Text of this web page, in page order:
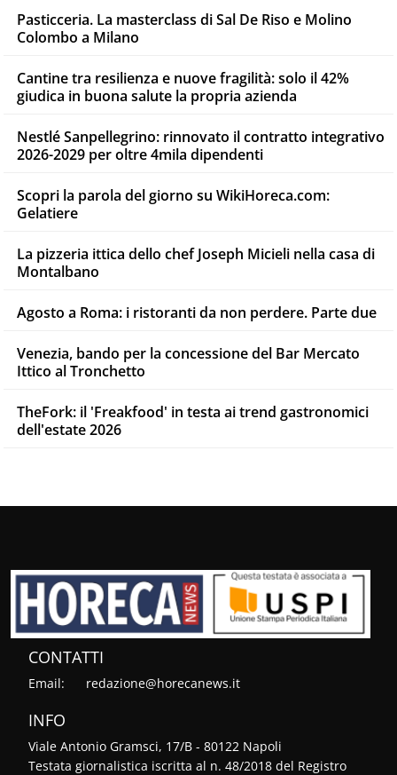
Pasticceria. La masterclass di Sal De Riso e Molino
Colombo a Milano
Cantine tra resilienza e nuove fragilità: solo il 42%
giudica in buona salute la propria azienda
Nestlé Sanpellegrino: rinnovato il contratto integrativo
2026-2029 per oltre 4mila dipendenti
Scopri la parola del giorno su WikiHoreca.com:
Gelatiere
La pizzeria ittica dello chef Joseph Micieli nella casa di
Montalbano
Agosto a Roma: i ristoranti da non perdere. Parte due
Venezia, bando per la concessione del Bar Mercato
Ittico al Tronchetto
TheFork: il 'Freakfood' in testa ai trend gastronomici
dell'estate 2026
CONTATTI
Email: redazione@horecanews.it
INFO
Viale Antonio Gramsci, 17/B - 80122 Napoli
Testata giornalistica iscritta al n. 48/2018 del Registro